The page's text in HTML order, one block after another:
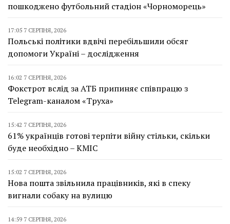
пошкоджено футбольний стадіон «Чорноморець»
17:05 7 СЕРПНЯ, 2026
Польські політики вдвічі перебільшили обсяг
допомоги Україні – дослідження
16:02 7 СЕРПНЯ, 2026
Фокстрот вслід за АТБ припиняє співпрацю з
Telegram-каналом «Труха»
15:42 7 СЕРПНЯ, 2026
61% українців готові терпіти війну стільки, скільки
буде необхідно – КМІС
15:02 7 СЕРПНЯ, 2026
Нова пошта звільнила працівників, які в спеку
вигнали собаку на вулицю
14:59 7 СЕРПНЯ, 2026